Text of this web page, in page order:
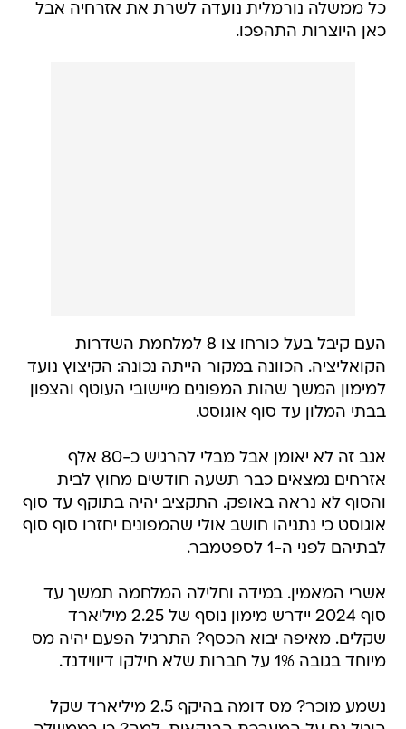
כל ממשלה נורמלית נועדה לשרת את אזרחיה אבל
כאן היוצרות התהפכו.
העם קיבל בעל כורחו צו 8 למלחמת השדרות
הקואליציה. הכוונה במקור הייתה נכונה: הקיצוץ נועד
למימון המשך שהות המפונים מיישובי העוטף והצפון
בבתי המלון עד סוף אוגוסט.
אגב זה לא יאומן אבל מבלי להרגיש כ-80 אלף
אזרחים נמצאים כבר תשעה חודשים מחוץ לבית
והסוף לא נראה באופק. התקציב יהיה בתוקף עד סוף
אוגוסט כי נתניהו חושב אולי שהמפונים יחזרו סוף סוף
לבתיהם לפני ה-1 לספטמבר.
אשרי המאמין. במידה וחלילה המלחמה תמשך עד
סוף 2024 יידרש מימון נוסף של 2.25 מיליארד
שקלים. מאיפה יבוא הכסף? התרגיל הפעם יהיה מס
מיוחד בגובה 1% על חברות שלא חילקו דיווידנד.
נשמע מוכר? מס דומה בהיקף 2.5 מיליארד שקל